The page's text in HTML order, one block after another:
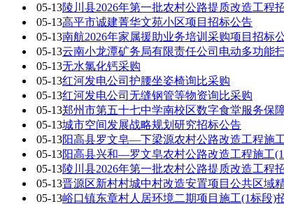
05-13陵川县2026年第一批农村公路提质改造工程
05-13高平市诚建菁华文苑小区项目招标公告
05-13南航2026年家属援助业务培训采购项目招标
05-13云南小龙潭矿务局有限责任公司电动多功能
05-13无水氯化钙采购
05-13红河发电公司护腰坐姿椅询比采购
05-13红河发电公司无缝钢管等物资询比采购
05-13郑州市第五十七中学南校区数字食堂服务保
05-13城市空间发展战略规划研究招标公告
05-13阳高县罗文皂—下梁源农村公路改造工程施
05-13阳高县兴和—罗文皂农村公路改造工程施工
05-13陵川县2026年第一批农村公路提质改造工程
05-13晋源区新村村城中村改造安置项目公共区域
05-13峪口镇东章村人居环境二期项目施工(1标段)